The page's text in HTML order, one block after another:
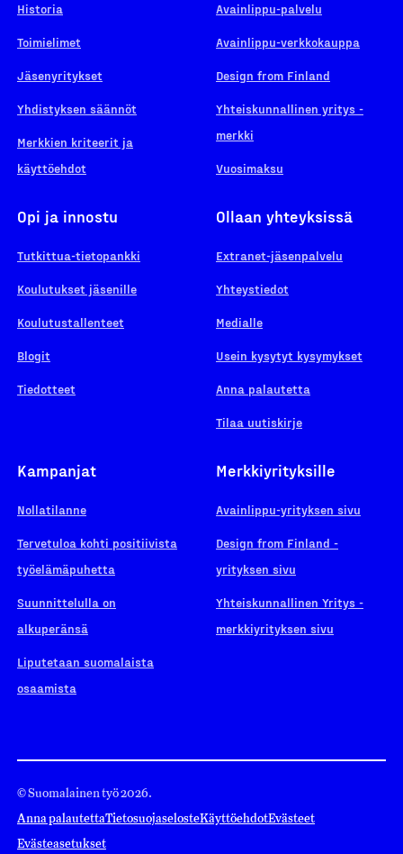
Historia
Toimielimet
Jäsenyritykset
Yhdistyksen säännöt
Merkkien kriteerit ja
käyttöehdot
Avainlippu-palvelu
Avainlippu-verkkokauppa
Design from Finland
Yhteiskunnallinen yritys -
merkki
Vuosimaksu
Opi ja innostu
Tutkittua-tietopankki
Koulutukset jäsenille
Koulutustallenteet
Blogit
Tiedotteet
Ollaan yhteyksissä
Extranet-jäsenpalvelu
Yhteystiedot
Medialle
Usein kysytyt kysymykset
Anna palautetta
Tilaa uutiskirje
Kampanjat
Nollatilanne
Tervetuloa kohti positiivista
työelämäpuhetta
Suunnittelulla on
alkuperänsä
Liputetaan suomalaista
osaamista
Merkkiyrityksille
Avainlippu-yrityksen sivu
Design from Finland -
yrityksen sivu
Yhteiskunnallinen Yritys -
merkkiyrityksen sivu
© Suomalainen työ 2026.
Anna palautettaTietosuojaselosteKäyttöehdotEvästeet
Evästeasetukset